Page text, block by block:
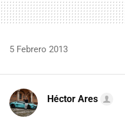
5 Febrero 2013
Héctor Ares